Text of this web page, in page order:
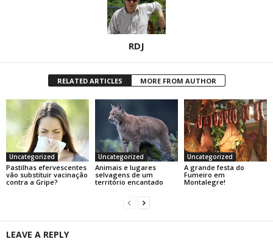
RDJ
RELATED ARTICLES MORE FROM AUTHOR
Uncategorized
Pastilhas efervescentes
vão substituir vacinação
contra a Gripe?
Uncategorized
Animais e lugares
selvagens de um
território encantado
Uncategorized
A grande festa do
Fumeiro em
Montalegre!
LEAVE A REPLY